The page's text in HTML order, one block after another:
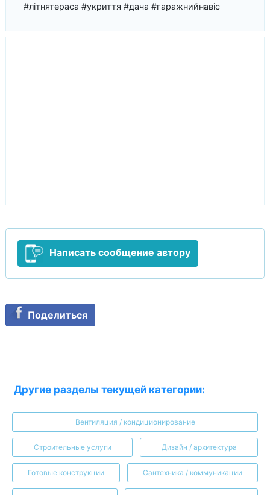
#літнятераса #укриття #дача #гаражнийнавіс
Написать сообщение автору
Поделиться
Другие разделы текущей категории:
Вентиляция / кондиционирование
Строительные услуги Дизайн / архитектура
Готовые конструкции Сантехника / коммуникации